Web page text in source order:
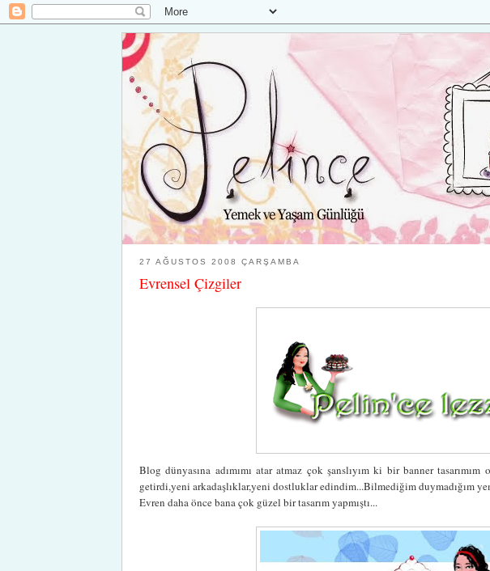
27 AĞUSTOS 2008 ÇARŞAMBA
Evrensel Çizgiler
Blog dünyasına adımımı atar atmaz çok şanslıyım ki bir banner
getirdi,yeni arkadaşlıklar,yeni dostluklar edindim...Bilmediğim duymadığım
Evren daha önce bana çok güzel bir tasarım yapmıştı...